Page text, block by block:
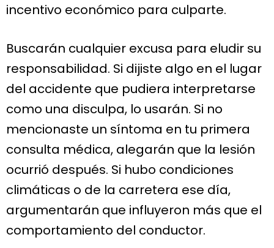
incentivo económico para culparte.
Buscarán cualquier excusa para eludir su
responsabilidad. Si dijiste algo en el lugar
del accidente que pudiera interpretarse
como una disculpa, lo usarán. Si no
mencionaste un síntoma en tu primera
consulta médica, alegarán que la lesión
ocurrió después. Si hubo condiciones
climáticas o de la carretera ese día,
argumentarán que influyeron más que el
comportamiento del conductor.